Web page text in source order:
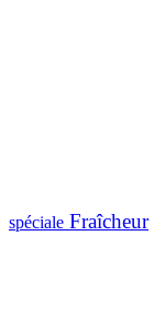
spéciale Fraîcheur